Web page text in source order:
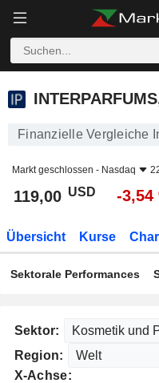
INTERPARFUMS, INC.
Finanzielle Vergleiche
Markt geschlossen - Nasdaq
119,00 USD -3,54
Übersicht Kurse
Sektorale Performances
Sektor:
Region:
X-Achse: